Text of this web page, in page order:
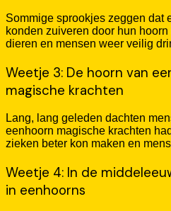
Sommige sprookjes zeggen dat
konden zuiveren door hun
dieren en mensen weer veilig
Weetje 3: De hoorn van
magische krachten
Lang, lang geleden dachten
eenhoorn magische krachten
zieken beter kon maken en
Weetje 4: In de
in eenhoorns